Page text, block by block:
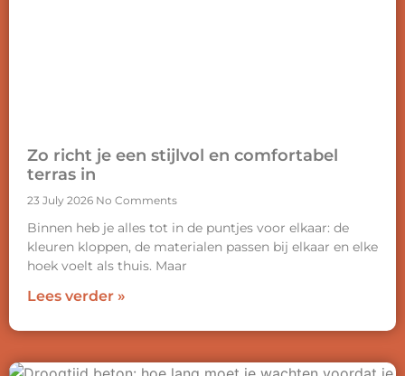
Zo richt je een stijlvol en comfortabel
terras in
23 July 2026 No Comments
Binnen heb je alles tot in de puntjes voor elkaar: de
kleuren kloppen, de materialen passen bij elkaar en elke
hoek voelt als thuis. Maar
Lees verder »